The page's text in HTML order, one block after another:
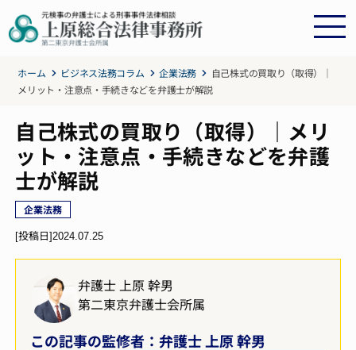
ホーム ビジネス法務コラム 企業法務
自己株式の買取り（取得）｜
メリット・注意点・手続きなどを弁護士が解説
自己株式の買取り（取得）｜メリ
ット・注意点・手続きなどを弁護
士が解説
企業法務
[投稿日]2024.07.25
弁護士 上原 幹男
第二東京弁護士会所属
この記事の監修者：弁護士 上原 幹男